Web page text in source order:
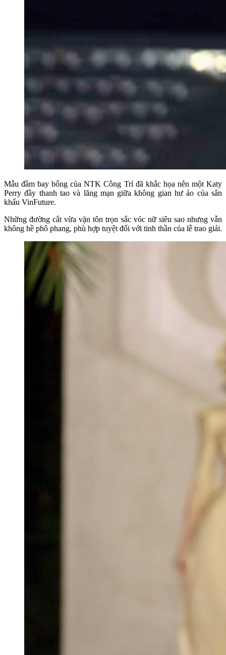
Mẫu đầm bay bổng của NTK Công Trí đã khắc họa nên một Katy
Perry đầy thanh tao và lãng mạn giữa không gian hư ảo của sân
khấu VinFuture.
Những đường cắt vừa vặn tôn trọn sắc vóc nữ siêu sao nhưng vẫn
không hề phô phang, phù hợp tuyệt đối với tinh thần của lễ trao giải.